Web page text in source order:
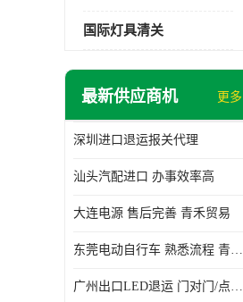
国际灯具清关
最新供应商机 更多
深圳进口退运报关代理
汕头汽配进口 办事效率高
大连电源 售后完善 青禾贸易
东莞电动自行车 熟悉流程 青禾贸易
广州出口LED退运 门对门/点对点